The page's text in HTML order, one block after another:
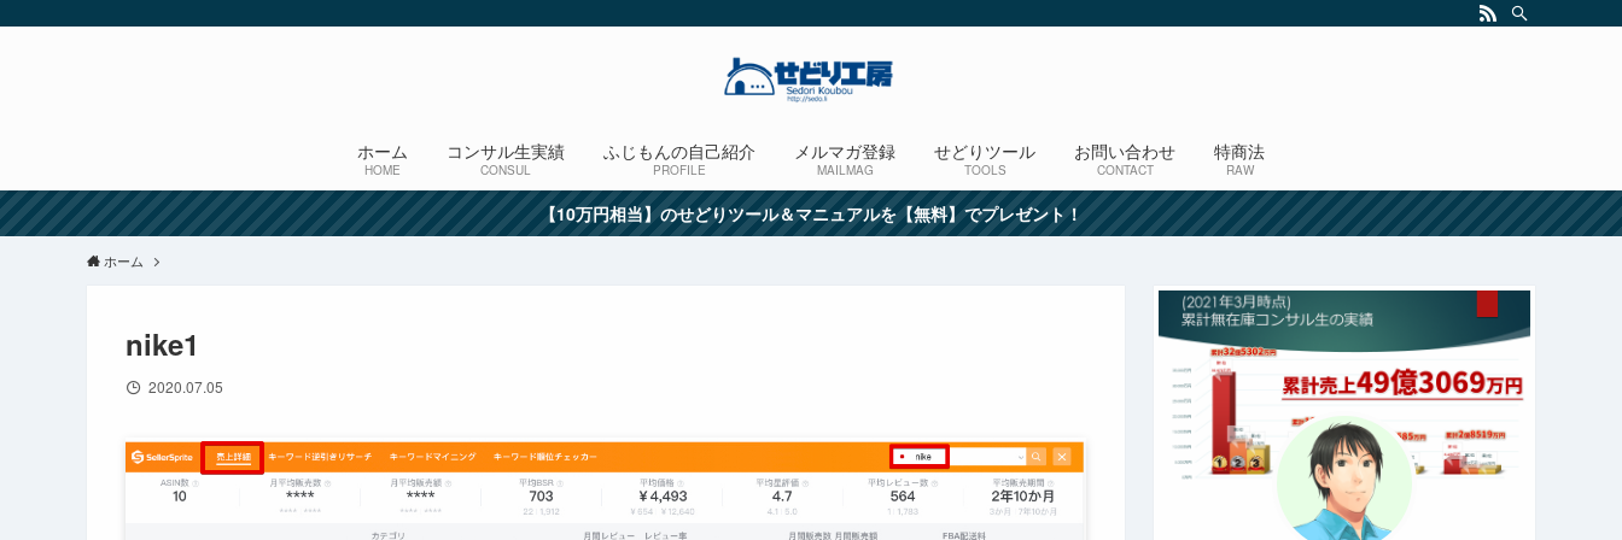
ホーム
HOME
コンサル生実績
CONSUL
ふじもんの自己紹介
PROFILE
メルマガ登録
MAILMAG
せどりツール
TOOLS
お問い合わせ
CONTACT
特商法
RAW
【10万円相当】のせどりツール＆マニュアルを【無料】でプレゼント！
ホーム
nike1
2020.07.05